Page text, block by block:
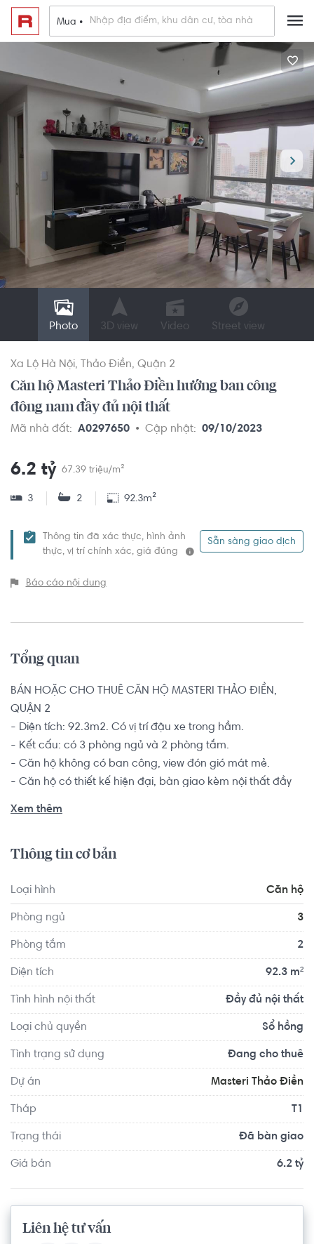
Mua •
Photo 3D view Video Street view
Xa Lộ Hà Nội Thảo Điền Quận 2
Căn hộ Masteri Thảo Điền hướng ban công
đông nam đầy đủ nội thất
Mã nhà đất: A0297650 Cập nhật: 09/10/2023
6.2 tỷ 67.39 triệu/m²
3 2 92.3m²
Thông tin đã xác thực, hình ảnh
thực, vị trí chính xác, giá đúng
Sẵn sàng giao dịch
Báo cáo nội dung
Tổng quan
BÁN HOẶC CHO THUÊ CĂN HỘ MASTERI THẢO ĐIỀN,
QUẬN 2
- Diện tích: 92.3m2. Có vị trí đậu xe trong hầm.
- Kết cấu: có 3 phòng ngủ và 2 phòng tắm.
- Căn hộ không có ban công, view đón gió mát mẻ.
- Căn hộ có thiết kế hiện đại, bàn giao kèm nội thất đầy
lạnh hệ thống quạt thông gió.
gia đình đông thành viên, nhiều thế hệ, căn hộ 3 phòng sẽ
ngủ giúp các thành viên trong gia đình đều có sự gần gũi
thích làm những điều yêu thích.
khu vực Thảo Điền Quận 2. Khu căn hộ luôn thu hút một
lượng lớn khách hàng đặc biệt là những người nước ngoài
Metro, thiết kế nhiều mảng xanh và đa dạng tiện ích nội
khu.
Xem thêm
Thông tin cơ bản
Loại hình Căn hộ
Phòng ngủ 3
Phòng tắm 2
Diện tích 92.3 m²
Tình hình nội thất Đầy đủ nội thất
Loại chủ quyền Sổ hồng
Tình trạng sử dụng Đang cho thuê
Dự án Masteri Thảo Điền
Tháp T1
Trạng thái Đã bàn giao
Giá bán 6.2 tỷ
Liên hệ tư vấn